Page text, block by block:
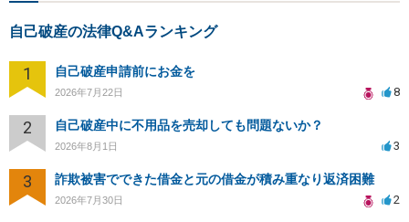
自己破産の法律Q&Aランキング
1 自己破産申請前にお金を
2026年7月22日 8
2 自己破産中に不用品を売却しても問題ないか？
2026年8月1日 3
3 詐欺被害でできた借金と元の借金が積み重なり返済困難
2026年7月30日 2